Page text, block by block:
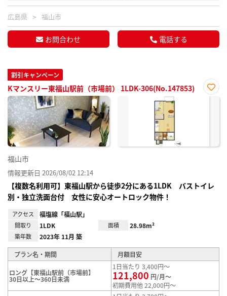
広島県 福山市
お問合わせ 電話する
割引キャンペーン
Kマンスリー東福山駅前（市場前） 1LDK-306(No.147853)
お気
福山市
情報更新日 2026/08/02 12:14
【複数名利用可】東福山駅から徒歩2分にある1LDK バストイレ
別・独立洗面台付 女性に安心オートロック物件！
アクセス 福塩線「福山駅」
間取り 1LDK 面積 28.98m²
築年数 2023年 11月 築
プラン名・期間 月額目安
ロング【東福山駅前（市場前】
30日以上～360日未満
1日当たり 3,400円～
121,800 円/月～
初期費用他 22,000円～